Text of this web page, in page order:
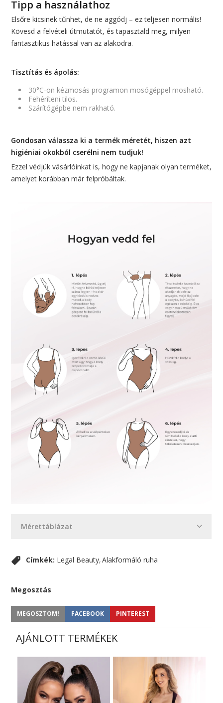
Mérettáblázat
Tipp a használathoz
Elsőre kicsinek tűnhet, de ne aggódj – ez teljesen normális!
Kövesd a felvételi útmutatót, és tapasztald meg, milyen
fantasztikus hatással van az alakodra.
Tisztítás és ápolás:
30°C-on kézmosás programon mosógéppel mosható.
Fehéríteni tilos.
Szárítógépbe nem rakható.
Gondosan válassza ki a termék méretét, hiszen azt
higiéniai okokból cserélni nem tudjuk!
Ezzel védjük vásárlóinkat is, hogy ne kapjanak olyan terméket,
amelyet korábban már felpróbáltak.
Címkék: Legal Beauty Alakformáló ruha
Megosztás
MEGOSZTOM! FACEBOOK PINTEREST
AJÁNLOTT TERMÉKEK